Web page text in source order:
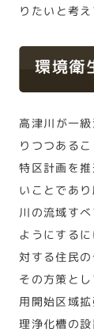
りたいと考え
環境衛
高津川が一
りつつある
特区計画を
いことであ
川の流域す
ようにする
対する住民
その方策と
用開始区域
理浄化槽の